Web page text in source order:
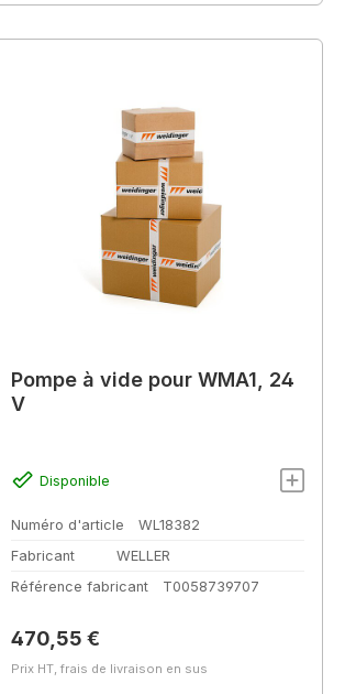
Pompe à vide pour WMA1, 24
V
Disponible
Numéro d'article
WL18382
Fabricant
WELLER
Référence fabricant
T0058739707
Prix régulier :
470,55 €
Prix HT, frais de livraison en sus